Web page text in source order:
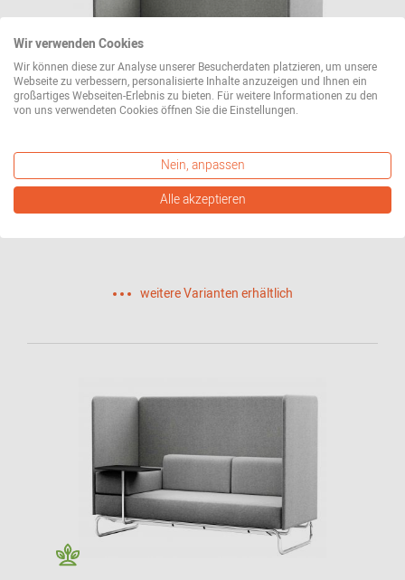
S 5002/C004 2-Sitzer Sofa Thonet
weitere Varianten erhältlich
Wir verwenden Cookies
Wir können diese zur Analyse unserer Besucherdaten platzieren, um unsere
Webseite zu verbessern, personalisierte Inhalte anzuzeigen und Ihnen ein
großartiges Webseiten-Erlebnis zu bieten. Für weitere Informationen zu den
von uns verwendeten Cookies öffnen Sie die Einstellungen.
Nein, anpassen
Alle akzeptieren